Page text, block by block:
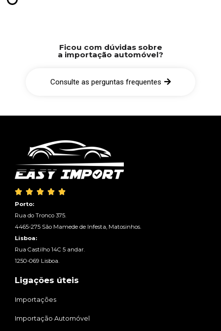
Ficou com dúvidas sobre
a importação automóvel?
Consulte as perguntas frequentes
    
Porto:
Rua do Tronco 375.
4465-275 São Mamede de Infesta, Matosinhos.
Lisboa:
Rua Castilho 14C 5 andar.
1250-069 Lisboa.
Ligações úteis
Importações
Importação Automóvel